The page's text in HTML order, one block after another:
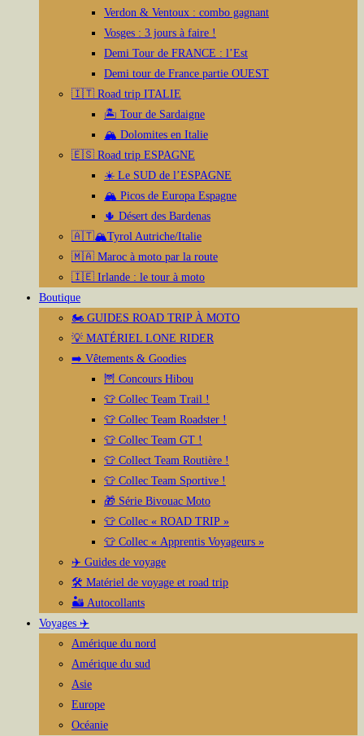
Verdon & Ventoux : combo gagnant
Vosges : 3 jours à faire !
Demi Tour de FRANCE : l’Est
Demi tour de France partie OUEST
🇮🇹 Road trip ITALIE
🏝️ Tour de Sardaigne
🏔️ Dolomites en Italie
🇪🇸 Road trip ESPAGNE
☀️ Le SUD de l’ESPAGNE
🏔️ Picos de Europa Espagne
🌵 Désert des Bardenas
🇦🇹🏔️Tyrol Autriche/Italie
🇲🇦 Maroc à moto par la route
🇮🇪 Irlande : le tour à moto
Boutique
🏍️ GUIDES ROAD TRIP À MOTO
💡 MATÉRIEL LONE RIDER
➡️ Vêtements & Goodies
🦉 Concours Hibou
👕 Collec Team Trail !
👕 Collec Team Roadster !
👕 Collec Team GT !
👕 Collect Team Routière !
👕 Collec Team Sportive !
🎁 Série Bivouac Moto
👕 Collec « ROAD TRIP »
👕 Collec « Apprentis Voyageurs »
✈️ Guides de voyage
🛠️ Matériel de voyage et road trip
🏜️ Autocollants
Voyages ✈️
Amérique du nord
Amérique du sud
Asie
Europe
Océanie